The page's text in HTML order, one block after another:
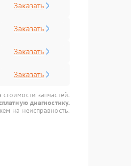
Заказать
Заказать
Заказать
Заказать
запчастей.
диагностику.
на неисправность.